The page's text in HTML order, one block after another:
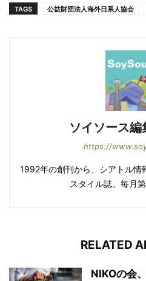
TAGS 公益財団法人海外日系人協会
ソイソース編
https://
1992年の創刊から、シアトル情
スタイル誌。毎月
RELATED
NIKOの会